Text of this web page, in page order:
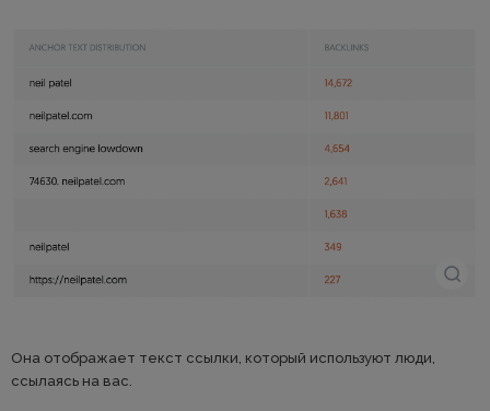
Она отображает текст ссылки, который используют люди,
ссылаясь на вас.